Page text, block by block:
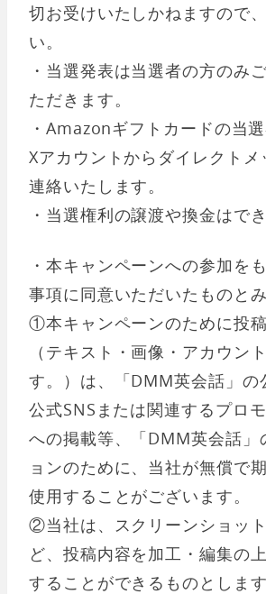
切お受けいたしかねますので
い。
・当選発表は当選者の方のみ
ただきます。
・Amazonギフトカードの当
Xアカウントからダイレクト
連絡いたします。
・当選権利の譲渡や換金はでき
・本キャンペーンへの参加を
事項に同意いただいたものとみ
①本キャンペーンのために投
（テキスト・画像・アカウン
す。）は、「DMM英会話」の
公式SNSまたは関連するプロ
への掲載等、「DMM英会話」
ョンのために、当社が無償で
使用することがございます。
②当社は、スクリーンショッ
ど、投稿内容を加工・編集の
することができるものとします